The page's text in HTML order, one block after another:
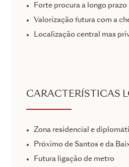
Forte procura a longo prazo
Valorização futura com a
Localização central mas
CARACTERÍSTICAS
Zona residencial e
Próximo de Santos e da
Futura ligação de metro